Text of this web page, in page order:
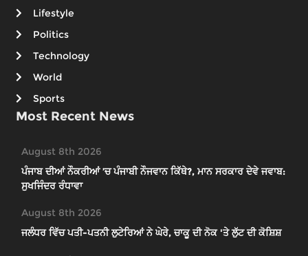
Lifestyle
Politics
Technology
World
Sports
Most Recent News
August 8th 2026
ਪੰਜਾਬ ਦੀਆਂ ਨੌਕਰੀਆਂ ’ਚ ਪੰਜਾਬੀ ਨੌਜਵਾਨ ਕਿੱਥੇ?, ਮਾਨ ਸਰਕਾਰ ਦੇਵੇ ਜਵਾਬ:
ਸੁਖਜਿੰਦਰ ਰੰਧਾਵਾ
August 8th 2026
ਜਲੰਧਰ ਵਿੱਚ ਪਤੀ-ਪਤਨੀ ਲੁਟੇਰਿਆਂ ਨੇ ਘੇਰੇ, ਚਾਕੂ ਦੀ ਨੋਕ 'ਤੇ ਲੁੱਟ ਦੀ ਕੋਸ਼ਿਸ਼